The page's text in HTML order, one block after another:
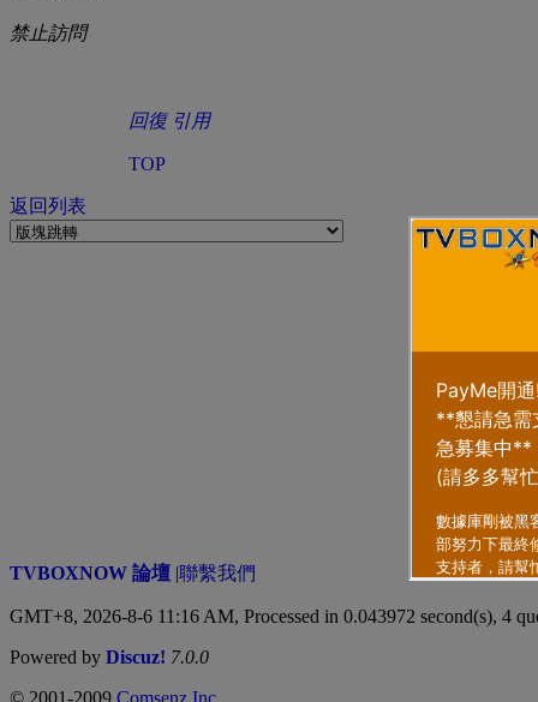
禁止訪問
回復 引用
TOP
返回列表
TVBOXNOW 論壇 |聯繫我們
GMT+8, 2026-8-6 11:16 AM, Processed in 0.043972 second(s), 4
Powered by Discuz! 7.0.0
© 2001-2009 Comsenz Inc.